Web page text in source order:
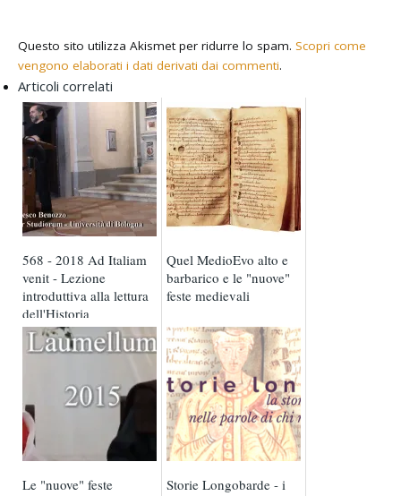
Questo sito utilizza Akismet per ridurre lo spam. Scopri come
vengono elaborati i dati derivati dai commenti.
Articoli correlati
568 - 2018 Ad Italiam
venit - Lezione
introduttiva alla lettura
dell'Historia
Langobardorum
Quel MedioEvo alto e
barbarico e le "nuove"
feste medievali
Le "nuove" feste
Storie Longobarde - i